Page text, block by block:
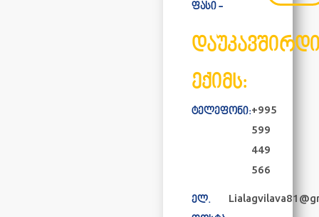
ფასი -
ექიმს:
ტელეფონი:+995
599
449
566
ელ.